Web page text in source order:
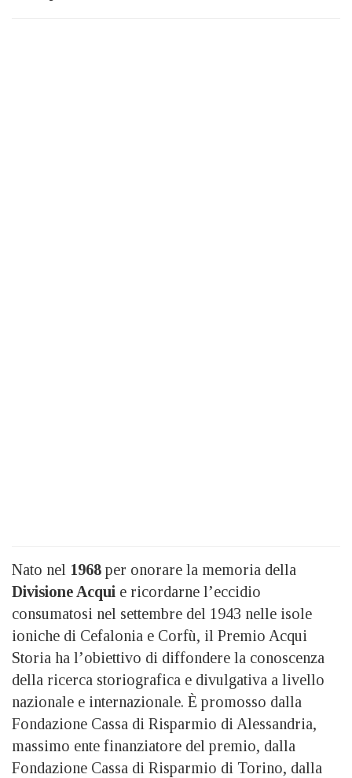
Nato nel 1968 per onorare la memoria della
Divisione Acqui e ricordarne l’eccidio
consumatosi nel settembre del 1943 nelle isole
ioniche di Cefalonia e Corfù, il Premio Acqui
Storia ha l’obiettivo di diffondere la conoscenza
della ricerca storiografica e divulgativa a livello
nazionale e internazionale. È promosso dalla
Fondazione Cassa di Risparmio di Alessandria,
massimo ente finanziatore del premio, dalla
Fondazione Cassa di Risparmio di Torino, dalla